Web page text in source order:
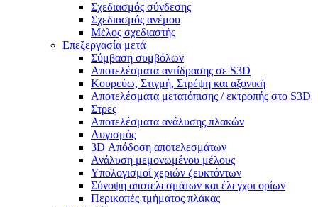
Σχεδιασμός σύνδεσης
Σχεδιασμός ανέμου
Μέλος σχεδιαστής
Επεξεργασία μετά
Σύμβαση συμβόλων
Αποτελέσματα αντίδρασης σε S3D
Κουρεύω, Στιγμή, Στρέψη και αξονική
Αποτελέσματα μετατόπισης / εκτροπής στο S3D
Στρες
Αποτελέσματα ανάλυσης πλακών
Λυγισμός
3D Απόδοση αποτελεσμάτων
Ανάλυση μεμονωμένου μέλους
Υπολογισμοί χεριών ζευκτόντων
Σύνοψη αποτελεσμάτων και έλεγχοι ορίων
Περικοπές τμήματος πλάκας